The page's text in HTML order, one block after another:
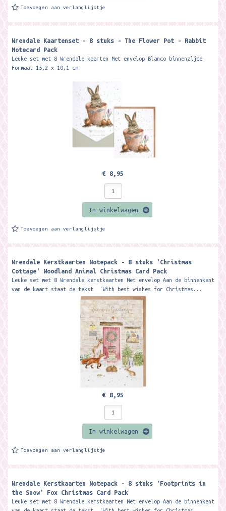
Toevoegen aan verlanglijstje
Wrendale Kaartenset - 8 stuks - The Flower Pot - Rabbit
Notecard Pack
Leuke set met 8 Wrendale kaarten Met envelop Blanco binnenzijde
Formaat 15,2 x 10,1 cm
€ 8,95
In winkelwagen
Toevoegen aan verlanglijstje
Wrendale Kerstkaarten Notepack - 8 stuks 'Christmas
Cottage' Woodland Animal Christmas Card Pack
Leuke set met 8 Wrendale kerstkaarten Met envelop Aan de binnenkant
van de kaart staat de tekst 'With best wishes for Christmas...
€ 8,95
In winkelwagen
Toevoegen aan verlanglijstje
Wrendale Kerstkaarten Notepack - 8 stuks 'Footprints in
the Snow' Fox Christmas Card Pack
Leuke set met 8 Wrendale kerstkaarten Met envelop Aan de binnenkant